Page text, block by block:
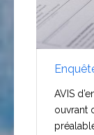
AVIS
ouvrant